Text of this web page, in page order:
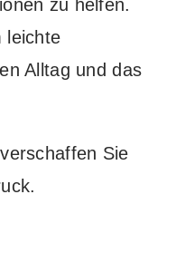
zu helfen.
leichte
Alltag und das
Sie